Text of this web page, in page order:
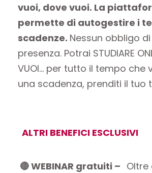
vuoi, dove vuoi. La
permette di autogestire i
scadenze. Nessun obbligo
presenza. Potrai STUDIARE
VUOI… per tutto il tempo che
una scadenza, prenditi il tuo
ALTRI BENEFICI ESCLUSIVI
🔴WEBINAR gratuiti – Oltre